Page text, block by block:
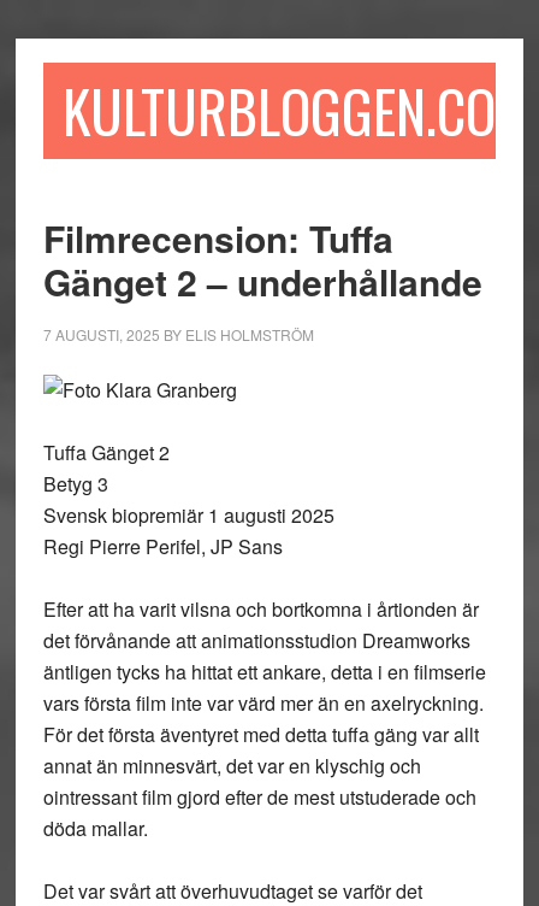
till
till
sidofältet
till
KULTURBLOGGEN.COM
Filmrecension: Tuffa
Gänget 2 – underhållande
7 AUGUSTI, 2025 BY ELIS HOLMSTRÖM
Tuffa Gänget 2
Betyg 3
Svensk biopremiär 1 augusti 2025
Regi Pierre Perifel, JP Sans
Efter att ha varit vilsna och bortkomna i årtionden är
det förvånande att animationsstudion Dreamworks
äntligen tycks ha hittat ett ankare, detta i en filmserie
vars första film inte var värd mer än en axelryckning.
För det första äventyret med detta tuffa gäng var allt
annat än minnesvärt, det var en klyschig och
ointressant film gjord efter de mest utstuderade och
döda mallar.
Det var svårt att överhuvudtaget se varför det